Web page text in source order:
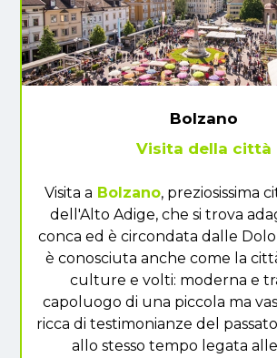
Bolzano
Visita della città
Visita a Bolzano, preziosissima
dell'Alto Adige, che si trova
conca ed è circondata dalle
è conosciuta anche come la
culture e volti: moderna e
capoluogo di una piccola ma
ricca di testimonianze del
allo stesso tempo legata